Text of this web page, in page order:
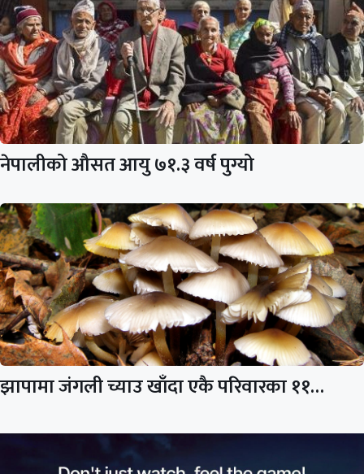
नेपालीको औसत आयु ७१.३ वर्ष पुग्यो
झापामा जंगली च्याउ खाँदा एकै परिवारका ११…